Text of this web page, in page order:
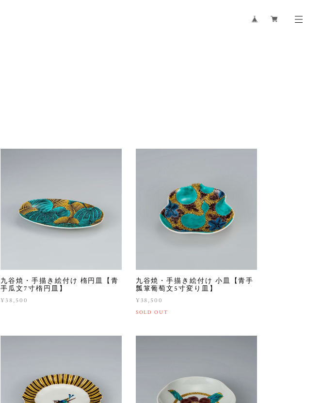
九谷焼・手描き絵付け 楕円皿【青
手瓜文7寸楕円皿】
¥38,500
九谷焼・手描き絵付け 小皿【青手
瓢箪葡萄文5寸変り皿】
¥38,500
SOLD OUT